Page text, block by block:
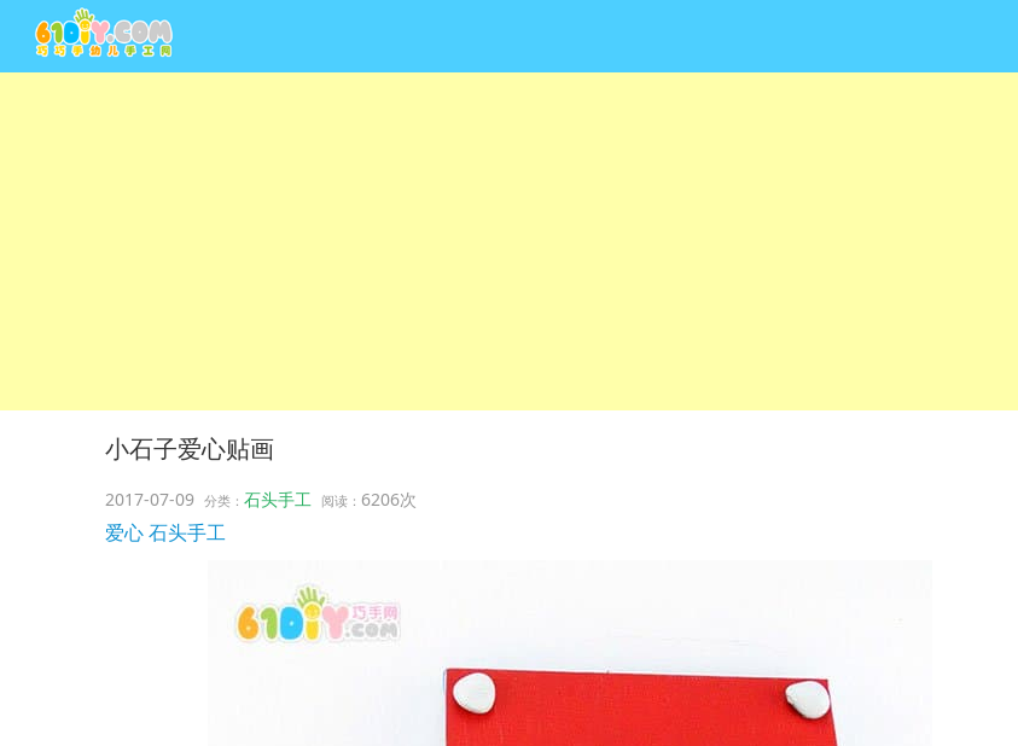
小石子爱心贴画
2017-07-09 分类： 石头手工 阅读： 6206次
爱心石头手工